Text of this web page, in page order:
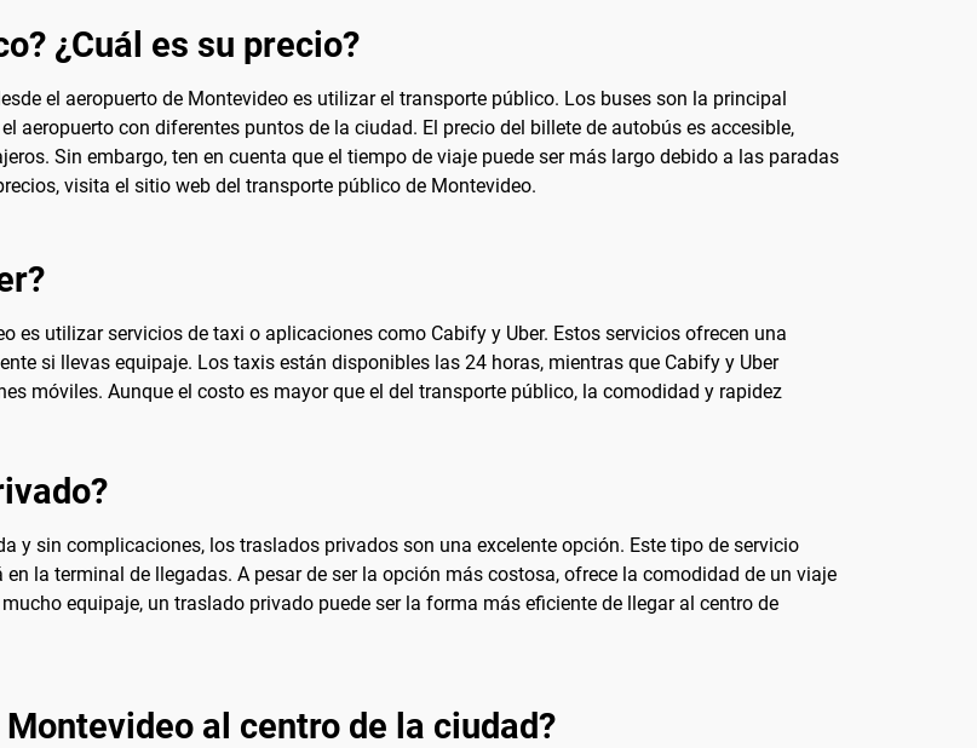
¿Cuál es su precio?
el aeropuerto de Montevideo es utilizar el transporte público. Los buses son la principal
aeropuerto con diferentes puntos de la ciudad. El precio del billete de autobús es accesible,
Sin embargo, ten en cuenta que el tiempo de viaje puede ser más largo debido a las paradas
visita el sitio web del transporte público de Montevideo.
es utilizar servicios de taxi o aplicaciones como Cabify y Uber. Estos servicios ofrecen una
si llevas equipaje. Los taxis están disponibles las 24 horas, mientras que Cabify y Uber
móviles. Aunque el costo es mayor que el del transporte público, la comodidad y rapidez
y sin complicaciones, los traslados privados son una excelente opción. Este tipo de servicio
la terminal de llegadas. A pesar de ser la opción más costosa, ofrece la comodidad de un viaje
equipaje, un traslado privado puede ser la forma más eficiente de llegar al centro de
al centro de la ciudad?